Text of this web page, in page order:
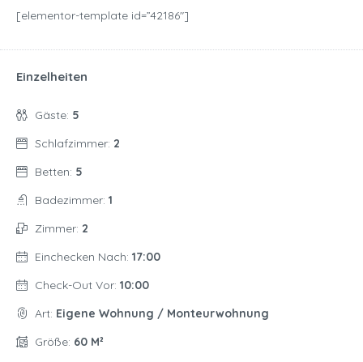
[elementor-template id=”42186″]
Einzelheiten
Gäste: 5
Schlafzimmer: 2
Betten: 5
Badezimmer: 1
Zimmer: 2
Einchecken Nach: 17:00
Check-Out Vor: 10:00
Art: Eigene Wohnung / Monteurwohnung
Größe: 60 M²